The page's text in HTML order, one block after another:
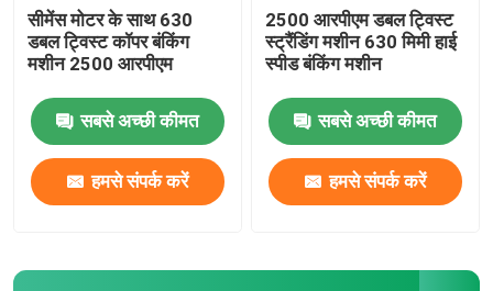
तांबे की बंकिंग मशीन
केबल घुमा मशीन
तांबा खींचने वाली मशीन
सीमेंस मोटर के साथ 630
डबल ट्विस्ट कॉपर बंकिंग
मशीन 2500 आरपीएम
सबसे अच्छी कीमत
हमसे संपर्क करें
2500 आरपीएम डबल ट्विस्ट
स्ट्रैंडिंग मशीन 630 मिमी हाई
स्पीड बंकिंग मशीन
सबसे अच्छी कीमत
हमसे संपर्क करें